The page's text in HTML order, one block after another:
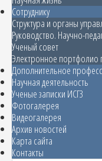
Сотруднику
Структура и органы
Руководство. Научно-
Ученый совет
Электронное портфолио
Дополнительное
Научная деятельность
Ученые записки ИСГЗ
Фотогалерея
Видеогалерея
Архив новостей
Карта сайта
Контакты